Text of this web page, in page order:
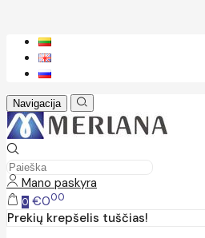
Navigacija
Mano paskyra
0 €000
Prekių krepšelis tuščias!